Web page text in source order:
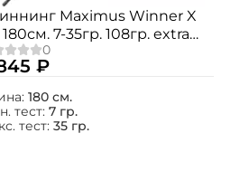
Maximus Winner X
7-35гр. 108гр. extra
/ MTSWX18M
₽
180 см.
тест: 7 гр.
тест: 35 гр.